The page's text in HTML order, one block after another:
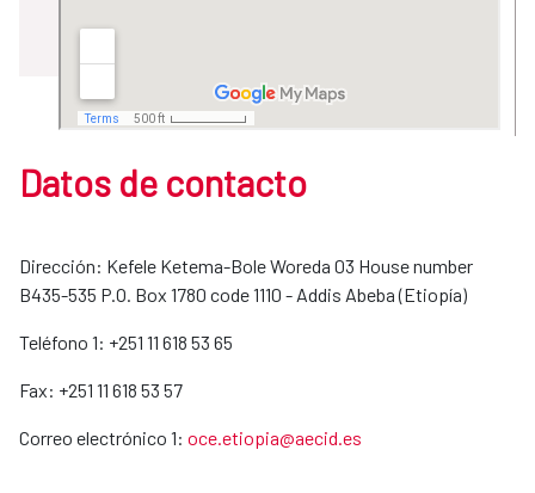
Datos de contacto
Dirección: Kefele Ketema-Bole Woreda 03 House number
B435-535 P.O. Box 1780 code 1110 - Addis Abeba (Etiopía)
Teléfono 1: +251 11 618 53 65
Fax: +251 11 618 53 57
Correo electrónico 1: oce.etiopia@aecid.es